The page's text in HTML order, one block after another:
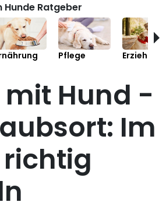
Hunde Ratgeber
Pflege Erziehung
Hund -
Im